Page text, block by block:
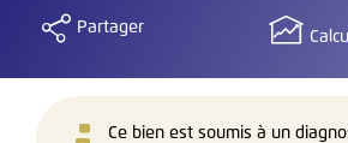
Partager
Ce bien est soumis à un